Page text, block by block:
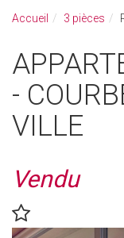
Accueil 3 pièces
APPARTEMENT 3 PIÈCES
-
VILLE
Vendu